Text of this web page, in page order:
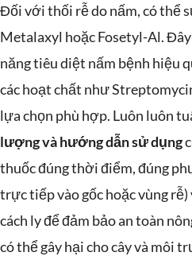
Đối với thối rễ do nấm, có thể
Metalaxyl hoặc Fosetyl-Al.
năng tiêu diệt nấm bệnh hiệu
các hoạt chất như
lựa chọn phù hợp. Luôn luôn
lượng và hướng dẫn sử dụng
thuốc đúng thời điểm, đúng
trực tiếp vào gốc hoặc vùng
cách ly để đảm bảo an toàn
có thể gây hại cho cây và môi